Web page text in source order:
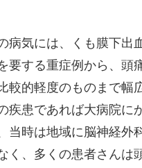
病気には、くも膜下出
要する重症例から、頭
較的軽度のものまで幅
疾患であれば大病院に
当時は地域に脳神経外
く、多くの患者さんは